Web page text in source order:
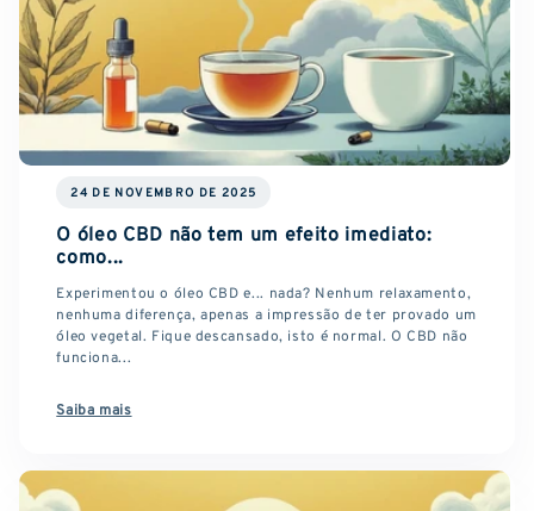
24 DE NOVEMBRO DE 2025
O óleo CBD não tem um efeito imediato:
como...
Experimentou o óleo CBD e... nada? Nenhum relaxamento,
nenhuma diferença, apenas a impressão de ter provado um
óleo vegetal. Fique descansado, isto é normal. O CBD não
funciona...
Saiba mais